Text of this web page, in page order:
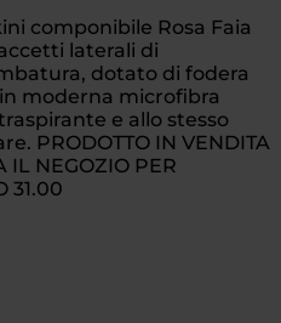
componibile Rosa Faia
laterali di
dotato di fodera
moderna microfibra
e allo stesso
PRODOTTO IN VENDITA
IL NEGOZIO PER
31.00